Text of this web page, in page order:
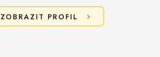
ZOBRAZIT PROFIL